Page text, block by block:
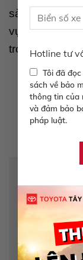
Hotline tư
Tôi đã
sách về bảo
thông tin của
và đảm bảo
pháp luật.
sàng đồng
vụ để đội ngũ
trợ kiểm tra
Email của
Bình luận*